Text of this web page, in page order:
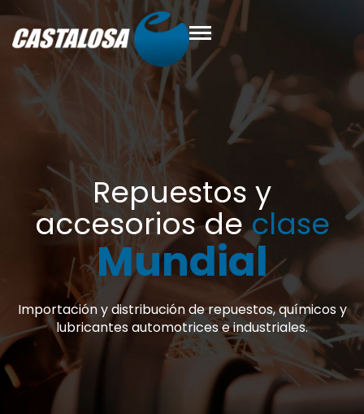
y
declase
de repuestos, químicos y
e industriales.